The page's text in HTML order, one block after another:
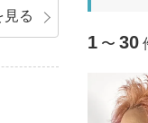
1 〜 30
見る